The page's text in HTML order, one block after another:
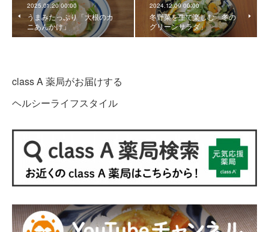
2025.01.20 00:00
うまみたっぷり「大根のカ
ニあんかけ」
2024.12.09 00:00
冬野菜を生で楽しむ「冬の
グリーンサラダ」
class A 薬局がお届けする
ヘルシーライフスタイル